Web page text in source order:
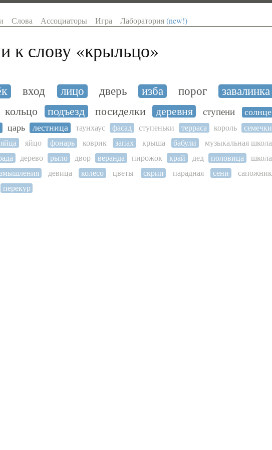
Слова Ассоциаторы Игра Лаборатория(new!)
к слову «крыльцо»
вход лицо дверь изба порог завалинка
кольцо подъезд посиделки деревня ступени
солнце
царь лестница таунхаус фасад ступеньки терраса король
семечки
яйца яйцо фонарь коврик запах крыша бабули
музыкальная школа
дерево рыло двор веранда пирожок край дед половица
школа
девица колесо цветы скрип парадная сени
сапожник
перекур